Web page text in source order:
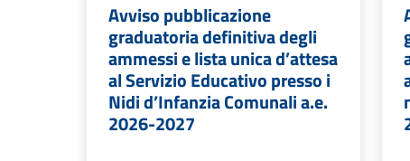
Avviso pubblicazione
graduatoria definitiva degli
ammessi e lista unica d’attesa
al Servizio Educativo presso i
Nidi d’Infanzia Comunali a.e.
2026-2027